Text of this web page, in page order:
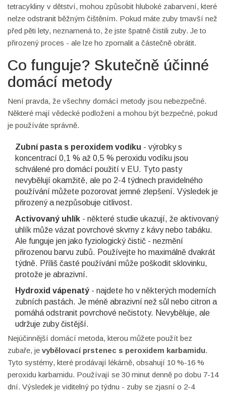
tetracykliny v dětství, mohou způsobit hluboké zabarvení, které
nelze odstranit běžným čištěním. Pokud máte zuby tmavší než
před pěti lety, neznamená to, že jste špatně čistili zuby. Je to
přirozený proces - ale lze ho zpomalit a částečně obrátit.
Co funguje? Skutečně účinné
domácí metody
Není pravda, že všechny domácí metody jsou nebezpečné.
Některé mají vědecké podložení a mohou být bezpečné, pokud
je používáte správně.
Zubní pasta s peroxidem vodíku - výrobky s
koncentrací 0,1 % až 0,5 % peroxidu vodíku jsou
schválené pro domácí použití v EU. Tyto pasty
nevybělují okamžitě, ale po 2-4 týdnech pravidelného
používání můžete pozorovat jemné zlepšení. Výsledek je
přirozený a nezpůsobuje citlivost.
Activovaný uhlík - některé studie ukazují, že aktivovaný
uhlík může vázat povrchové skvrny z kávy nebo tabáku.
Ale funguje jen jako fyziologický čistič - nezmění
přirozenou barvu zubů. Používejte ho maximálně dvakrát
týdně. Příliš časté používání může poškodit sklovinku,
protože je abrazivní.
Hydroxid vápenatý - najdete ho v některých moderních
zubních pastách. Je méně abrazivní než sůl nebo citron a
pomáhá odstranit povrchové nečistoty. Nevyběluje, ale
udržuje zuby čistější.
Nejúčinnější domácí metoda, kterou můžete použít bez
zubaře, je vybělovací prstenec s peroxidem karbamidu.
Tyto systémy, které prodávají lékárně, obsahují 10 %-16 %
peroxidu karbamidu. Používají se 30 minut denně po dobu 7-14
dní. Výsledek je viditelný po týdnu - zuby se zjasní o 2-4